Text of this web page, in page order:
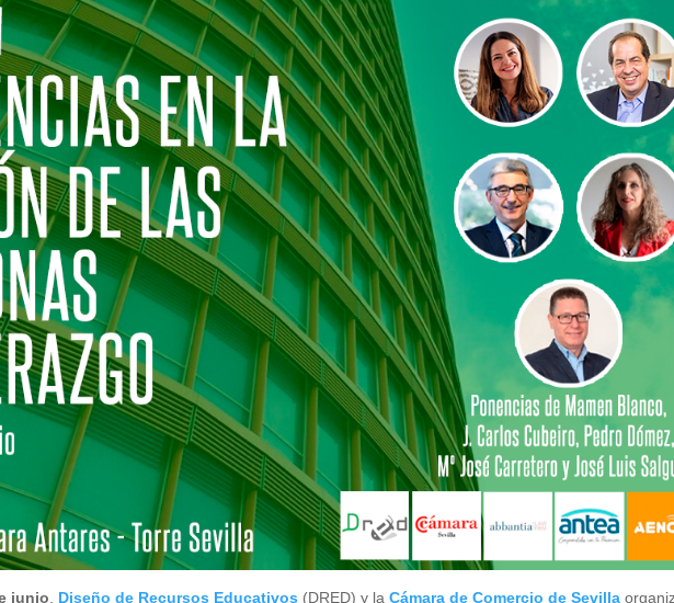
junio Diseño de Recursos Educativos (DRED) y laCámara de Comercio de Sevilla